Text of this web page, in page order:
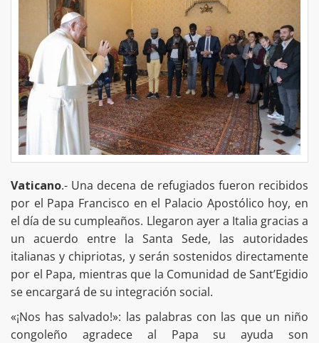
Vaticano.- Una decena de refugiados fueron recibidos
por el Papa Francisco en el Palacio Apostólico hoy, en
el día de su cumpleaños. Llegaron ayer a Italia gracias a
un acuerdo entre la Santa Sede, las autoridades
italianas y chipriotas, y serán sostenidos directamente
por el Papa, mientras que la Comunidad de Sant’Egidio
se encargará de su integración social.
«¡Nos has salvado!»: las palabras con las que un niño
congoleño agradece al Papa su ayuda son